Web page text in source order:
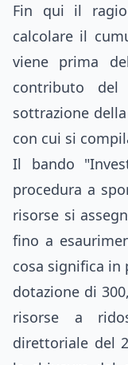
Fin qui il
calcolare il
viene prima
contributo
sottrazione
con cui si
Il bando
procedura a
risorse si
fino a
cosa significa in
dotazione di
risorse a
direttoriale del